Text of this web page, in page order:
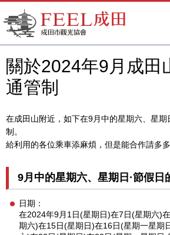
FEEL成田成田市觀光協會官方網
站
關於2024年9月成田
通管制
在成田山附近，如下在9月中的星期六、星期
制。
給利用的各位乘車添麻煩，但是能合作請多
9月中的星期六、星期日·節假日
日期：
在2024年9月1日(星期日)在7日(星期六)
期六)在15日(星期日)在16日(星期一星期